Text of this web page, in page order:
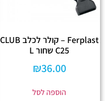
Ferplast – קולר לכלב CLUB
C25 שחור L
₪36.00
הוספה לסל